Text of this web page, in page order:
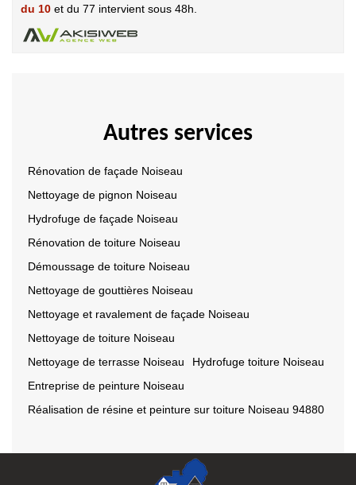
du 10 et du 77 intervient sous 48h.
Autres services
Rénovation de façade Noiseau
Nettoyage de pignon Noiseau
Hydrofuge de façade Noiseau
Rénovation de toiture Noiseau
Démoussage de toiture Noiseau
Nettoyage de gouttières Noiseau
Nettoyage et ravalement de façade Noiseau
Nettoyage de toiture Noiseau
Nettoyage de terrasse Noiseau
Hydrofuge toiture Noiseau
Entreprise de peinture Noiseau
Réalisation de résine et peinture sur toiture Noiseau 94880